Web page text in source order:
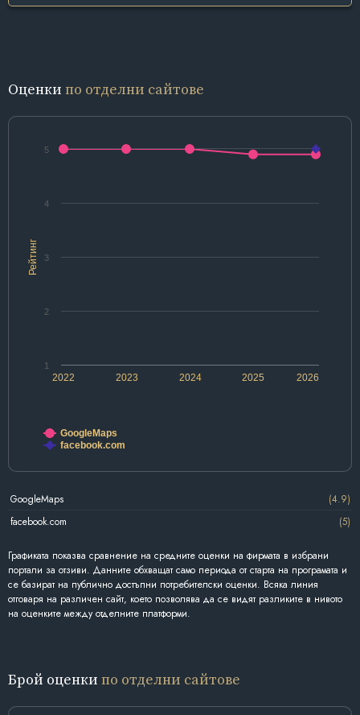
Оценки по отделни сайтове
Рейтинг
2022 2024 2026
2023 2025
1
2
3
4
5
GoogleMaps
facebook.com
GoogleMaps
(4.9)
facebook.com
(5)
Графиката показва сравнение на средните оценки на фирмата в избрани
портали за отзиви. Данните обхващат само периода от старта на програмата и
се базират на публично достъпни потребителски оценки. Всяка линия
отговаря на различен сайт, което позволява да се видят разликите в нивото
на оценките между отделните платформи.
Брой оценки по отделни сайтове